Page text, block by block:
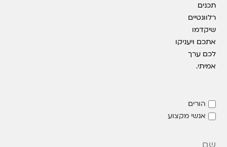
תכנים
רלוונטיים
שיקדמו
אתכם ויעניקו
לכם ערך
אמיתי.
הורים
אנשי מקצוע